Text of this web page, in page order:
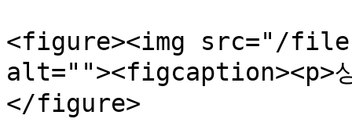
<figure><img src="/files/
alt=""><figcaption><p>
</figure>